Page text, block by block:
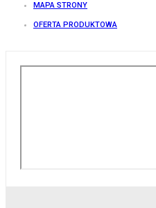
MAPA STRONY
OFERTA PRODUKTOWA